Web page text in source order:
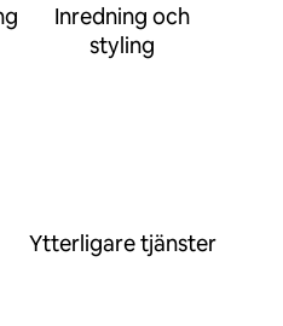
Inredning och
styling
Ytterligare tjänster